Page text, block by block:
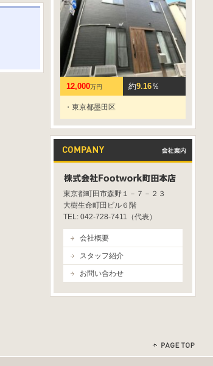
12,000万円 約9.16％
・東京都墨田区
東京都町田市森野１－７－２３
大樹生命町田ビル６階
TEL: 042-728-7411（代表）
会社概要
スタッフ紹介
お問い合わせ